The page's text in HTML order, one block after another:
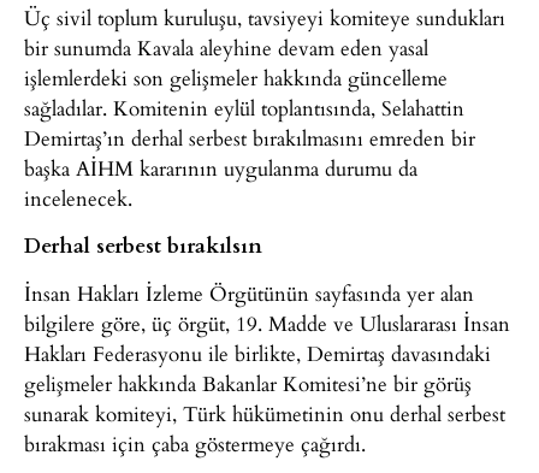
Üç sivil toplum kuruluşu, tavsiyeyi komiteye sundukları
bir sunumda Kavala aleyhine devam eden yasal
işlemlerdeki son gelişmeler hakkında güncelleme
sağladılar. Komitenin eylül toplantısında, Selahattin
Demirtaş’ın derhal serbest bırakılmasını emreden bir
başka AİHM kararının uygulanma durumu da
incelenecek.
Derhal serbest bırakılsın
İnsan Hakları İzleme Örgütünün sayfasında yer alan
bilgilere göre, üç örgüt, 19. Madde ve Uluslararası İnsan
Hakları Federasyonu ile birlikte, Demirtaş davasındaki
gelişmeler hakkında Bakanlar Komitesi’ne bir görüş
sunarak komiteyi, Türk hükümetinin onu derhal serbest
bırakması için çaba göstermeye çağırdı.